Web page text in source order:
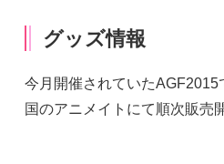
グッズ情報
今月開催されていた
国のアニメイト にて順次販売